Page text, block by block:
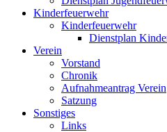
Kinderfeuerwehr
Kinderfeuerwehr
Dienstplan
Verein
Vorstand
Chronik
Aufnahmeantrag Verein
Satzung
Sonstiges
Links